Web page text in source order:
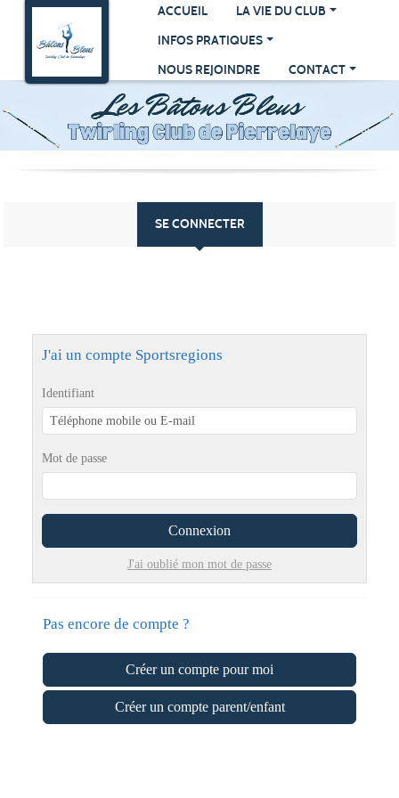
ACCUEIL
LA VIE DU CLUB
INFOS PRATIQUES
NOUS REJOINDRE
CONTACT
SE CONNECTER
J'ai un compte Sportsregions
Identifiant
Mot de passe
Connexion
J'ai oublié mon mot de passe
Pas encore de compte ?
Créer un compte pour moi
Créer un compte parent/enfant
Panneau de gestion des cookies